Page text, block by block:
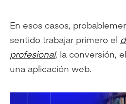
En esos casos,
sentido trabajar primero el
profesional, la conversión,
una aplicación web.